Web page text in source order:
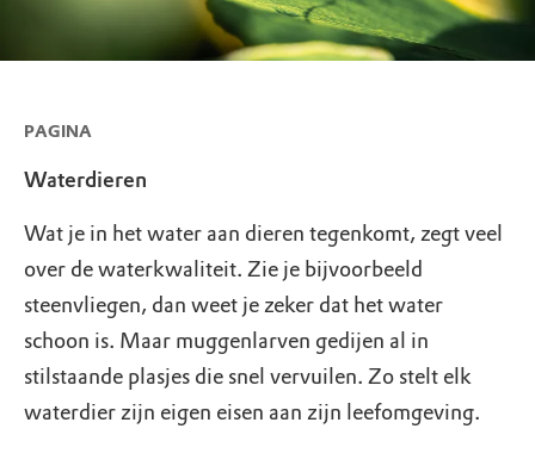
PAGINA
Waterdieren
Wat je in het water aan dieren tegenkomt, zegt veel
over de waterkwaliteit. Zie je bijvoorbeeld
steenvliegen, dan weet je zeker dat het water
schoon is. Maar muggenlarven gedijen al in
stilstaande plasjes die snel vervuilen. Zo stelt elk
waterdier zijn eigen eisen aan zijn leefomgeving.